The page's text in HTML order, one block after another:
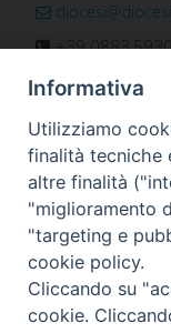
+39
+39
ORARIO
Orari uffici
Calendario
Orario messe
Informativa
Utilizziamo
finalità tecniche
altre finalità
"miglioramento
"targeting e
cookie policy.
Cliccando su
cookie.